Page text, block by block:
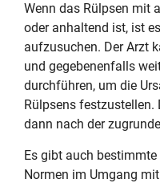
Wenn das Rülpsen mit
oder anhaltend ist, ist
aufzusuchen. Der Arzt
und gegebenenfalls
durchführen, um die
Rülpsens
dann nach der
Es gibt auch
Normen im Umgang